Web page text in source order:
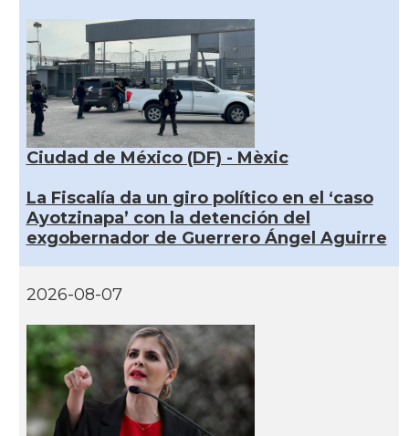
Ciudad de México (DF) - Mèxic
La Fiscalía da un giro político en el ‘caso
Ayotzinapa’ con la detención del
exgobernador de Guerrero Ángel Aguirre
2026-08-07